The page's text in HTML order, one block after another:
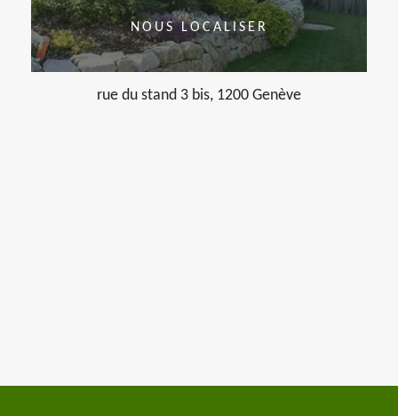
NOUS LOCALISER
rue du stand 3 bis, 1200 Genève